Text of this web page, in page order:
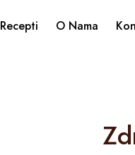
Recepti O Nama